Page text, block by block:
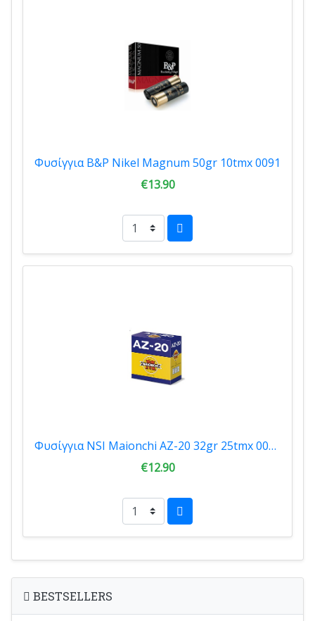
Φυσίγγια B&P Nikel Magnum 50gr 10tmx 0091
€13.90
Φυσίγγια NSI Maionchi AZ-20 32gr 25tmx 00202
€12.90
BESTSELLERS